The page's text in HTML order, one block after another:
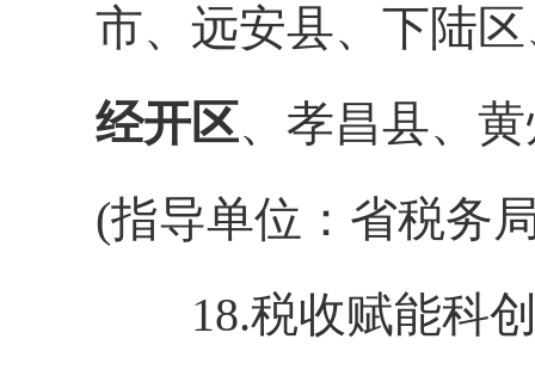
市、远安县、下陆
经开区、孝昌县、
(指导单位：省税务
18.税收赋能科创